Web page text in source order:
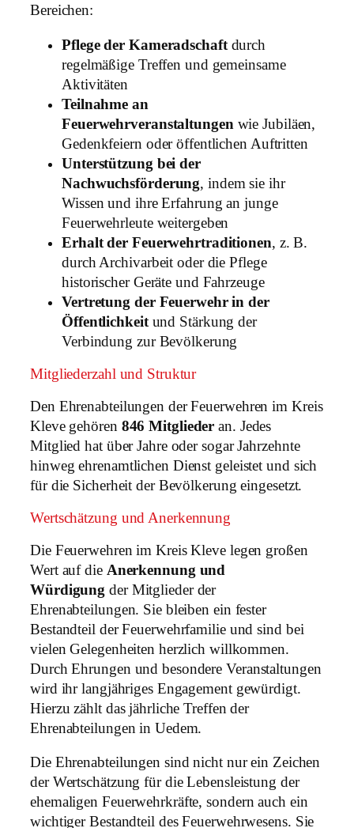
Bereichen:
Pflege der Kameradschaftdurch
regelmäßige Treffen und gemeinsame
Aktivitäten
Teilnahme an
Feuerwehrveranstaltungen wie Jubiläen,
Gedenkfeiern oder öffentlichen Auftritten
Unterstützung bei der
Nachwuchsförderung, indem sie ihr
Wissen und ihre Erfahrung an junge
Feuerwehrleute weitergeben
Erhalt der Feuerwehrtraditionen, z. B.
durch Archivarbeit oder die Pflege
historischer Geräte und Fahrzeuge
Vertretung der Feuerwehr in der
Öffentlichkeitund Stärkung der
Verbindung zur Bevölkerung
Mitgliederzahl und Struktur
Den Ehrenabteilungen der Feuerwehren im Kreis
Kleve gehören 846 Mitglieder an. Jedes
Mitglied hat über Jahre oder sogar Jahrzehnte
hinweg ehrenamtlichen Dienst geleistet und sich
für die Sicherheit der Bevölkerung eingesetzt.
Wertschätzung und Anerkennung
Die Feuerwehren im Kreis Kleve legen großen
Wert auf die Anerkennung und
Würdigung der Mitglieder der
Ehrenabteilungen. Sie bleiben ein fester
Bestandteil der Feuerwehrfamilie und sind bei
vielen Gelegenheiten herzlich willkommen.
Durch Ehrungen und besondere Veranstaltungen
wird ihr langjähriges Engagement gewürdigt.
Hierzu zählt das jährliche Treffen der
Ehrenabteilungen in Uedem.
Die Ehrenabteilungen sind nicht nur ein Zeichen
der Wertschätzung für die Lebensleistung der
ehemaligen Feuerwehrkräfte, sondern auch ein
wichtiger Bestandteil des Feuerwehrwesens. Sie